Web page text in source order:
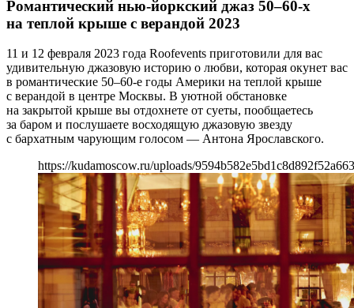
Романтический нью-йоркский джаз 50–60-х
на теплой крыше с верандой 2023
11 и 12 февраля 2023 года Roofevents приготовили для вас
удивительную джазовую историю о любви, которая окунет вас
в романтические 50–60-е годы Америки на теплой крыше
с верандой в центре Москвы. В уютной обстановке
на закрытой крыше вы отдохнете от суеты, пообщаетесь
за баром и послушаете восходящую джазовую звезду
с бархатным чарующим голосом — Антона Ярославского.
https://kudamoscow.ru/uploads/